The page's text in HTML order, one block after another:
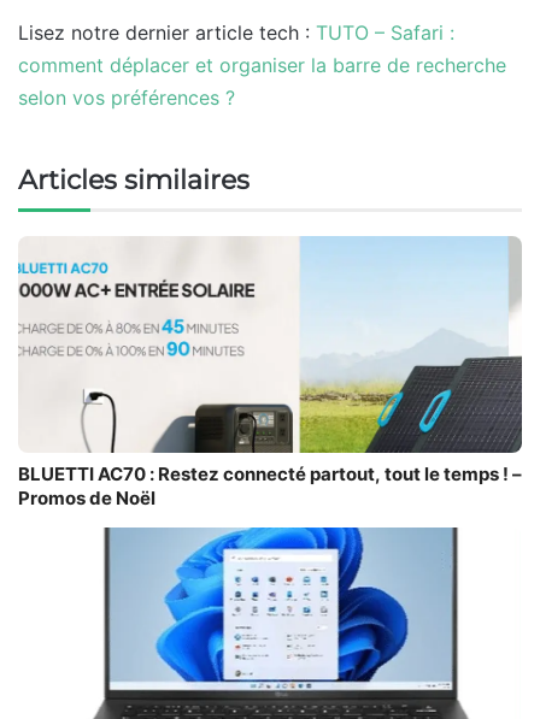
Lisez notre dernier article tech : TUTO – Safari :
comment déplacer et organiser la barre de recherche
selon vos préférences ?
Articles similaires
BLUETTI AC70 : Restez connecté partout, tout le temps ! –
Promos de Noël